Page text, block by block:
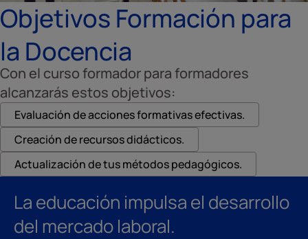
Objetivos Formación para
la Docencia
Con el curso formador para formadores
alcanzarás estos objetivos:
Evaluación de acciones formativas efectivas.
Creación de recursos didácticos.
Actualización de tus métodos pedagógicos.
La educación impulsa el desarrollo
del mercado laboral.